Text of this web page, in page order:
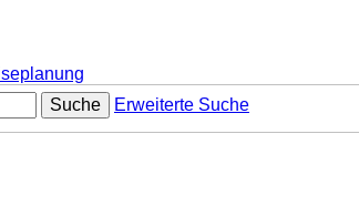
Suche
Erweiterte Suche